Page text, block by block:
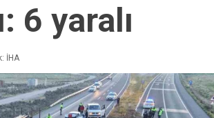
6 yaralı
İHA